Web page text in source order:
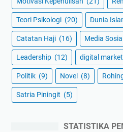
Teori Psikologi (20) Dunia
Catatan Haji (16) Media Sosial
Leadership (12) digital
Politik (9) Novel (8)
Satria Piningit (5)
STATISTIKA